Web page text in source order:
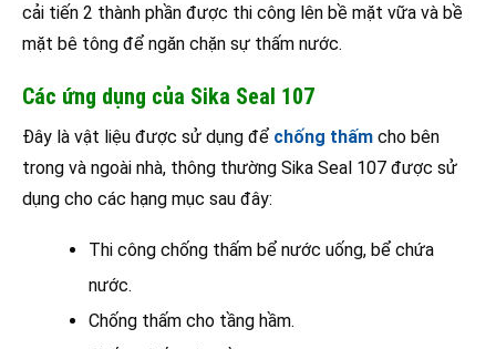
cải tiến 2 thành phần được thi công lên bề mặt vữa và bề
mặt bê tông để ngăn chặn sự thấm nước.
Các ứng dụng của Sika Seal 107
Đây là vật liệu được sử dụng để chống thấm cho bên
trong và ngoài nhà, thông thường Sika Seal 107 được sử
dụng cho các hạng mục sau đây:
Thi công chống thấm bể nước uống, bể chứa
nước.
Chống thấm cho tầng hầm.